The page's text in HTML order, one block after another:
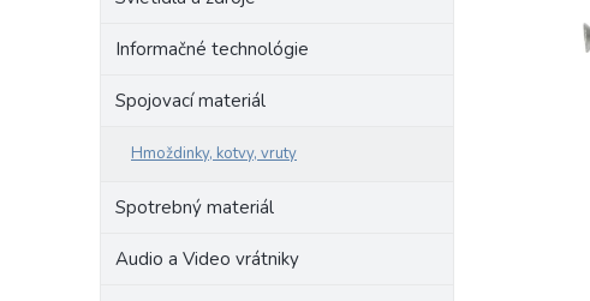
Informačné technológie
Spojovací materiál
Hmoždinky, kotvy, vruty
Spotrebný materiál
Audio a Video vrátniky